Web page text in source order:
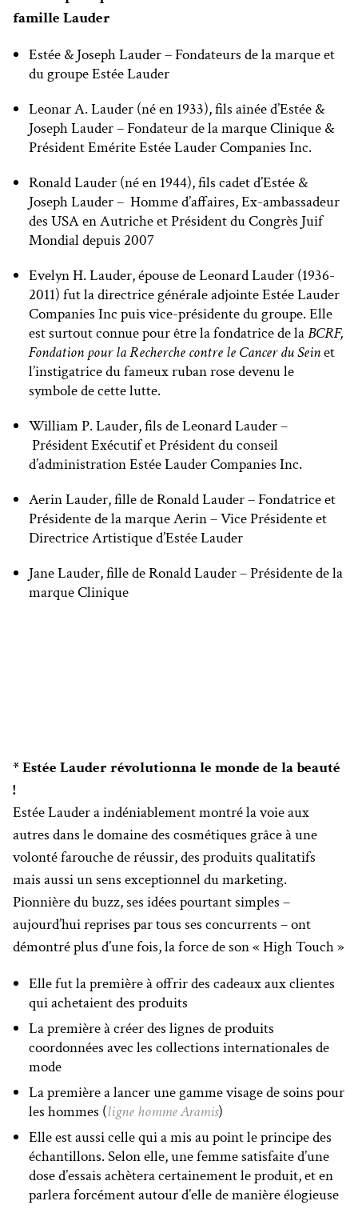
famille Lauder
Estée & Joseph Lauder – Fondateurs de la marque et
du groupe Estée Lauder
Leonar A. Lauder (né en 1933), fils aînée d’Estée &
Joseph Lauder – Fondateur de la marque Clinique &
Président Emérite Estée Lauder Companies Inc.
Ronald Lauder (né en 1944), fils cadet d’Estée &
Joseph Lauder – Homme d’affaires, Ex-ambassadeur
des USA en Autriche et Président du Congrès Juif
Mondial depuis 2007
Evelyn H. Lauder, épouse de Leonard Lauder (1936-
2011) fut la directrice générale adjointe Estée Lauder
Companies Inc puis vice-présidente du groupe. Elle
est surtout connue pour être la fondatrice de laBCRF,
Fondation pour la Recherche contre le Cancer du Seinet
l’instigatrice du fameux ruban rose devenu le
symbole de cette lutte.
William P. Lauder, fils de Leonard Lauder –
Président Exécutif et Président du conseil
d’administration Estée Lauder Companies Inc.
Aerin Lauder, fille de Ronald Lauder – Fondatrice et
Présidente de la marque Aerin – Vice Présidente et
Directrice Artistique d’Estée Lauder
Jane Lauder, fille de Ronald Lauder – Présidente de la
marque Clinique
* Estée Lauder révolutionna le monde de la beauté
!
Estée Lauder a indéniablement montré la voie aux
autres dans le domaine des cosmétiques grâce à une
volonté farouche de réussir, des produits qualitatifs
mais aussi un sens exceptionnel du marketing.
Pionnière du buzz, ses idées pourtant simples –
aujourd’hui reprises par tous ses concurrents – ont
démontré plus d’une fois, la force de son « High Touch »
Elle fut la première à offrir des cadeaux aux clientes
qui achetaient des produits
La première à créer des lignes de produits
coordonnées avec les collections internationales de
mode
La première a lancer une gamme visage de soins pour
les hommes (ligne homme Aramis)
Elle est aussi celle qui a mis au point le principe des
échantillons. Selon elle, une femme satisfaite d’une
dose d’essais achètera certainement le produit, et en
parlera forcément autour d’elle de manière élogieuse